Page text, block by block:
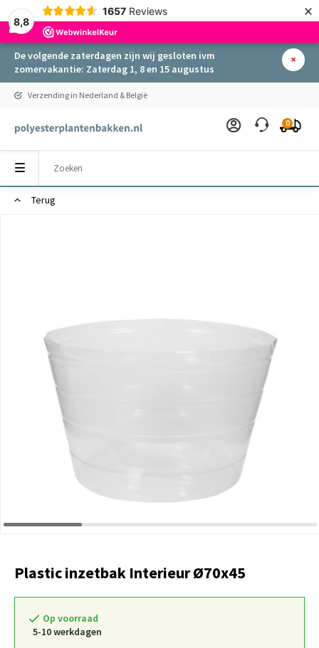
8,8
1657 Reviews ×
De volgende zaterdagen zijn wij gesloten ivm
zomervakantie: Zaterdag 1, 8 en 15 augustus
Verzending in Nederland & België
0
Terug
Plastic inzetbak Interieur Ø70x45
Op voorraad
5-10 werkdagen